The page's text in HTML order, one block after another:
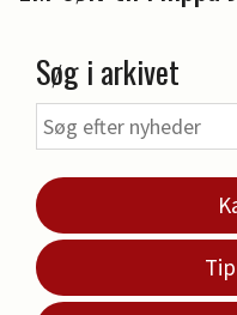
Søg i arkivet